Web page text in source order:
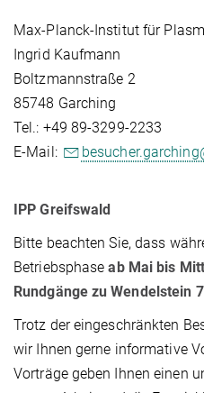
Max-Planck-Institut für
Ingrid Kaufmann
Boltzmannstraße 2
85748 Garching
Tel.: +49 89-3299-2233
E-Mail:
IPP Greifswald
Bitte beachten Sie, dass
Betriebsphaseab Mai bis
Rundgänge zu Wendelstein
Trotz der eingeschränkten
wir Ihnen gerne informative
Vorträge geben Ihnen einen